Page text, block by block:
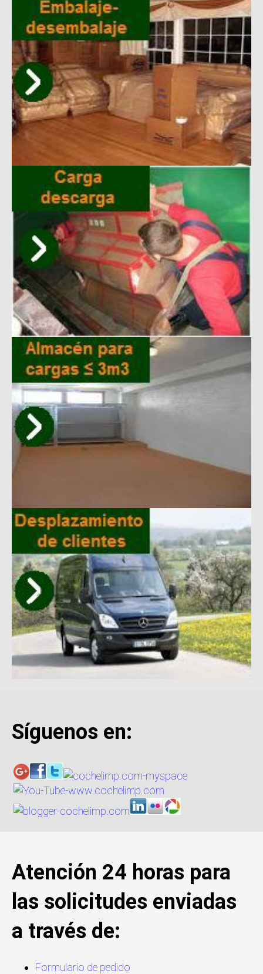
Síguenos en:
Atención 24 horas para
las solicitudes enviadas
a través de:
Formulario de pedido